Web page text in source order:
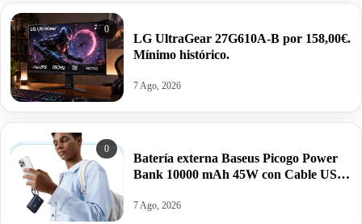
0
LG UltraGear 27G610A-B por 158,00€.
Mínimo histórico.
7 Ago, 2026
0
Batería externa Baseus Picogo Power
Bank 10000 mAh 45W con Cable USB-
7 Ago, 2026